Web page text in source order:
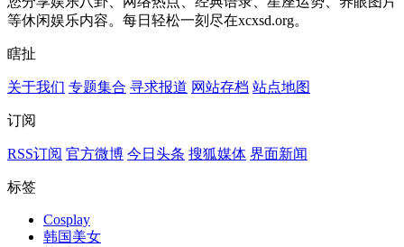
等休闲娱乐内容。每日轻松一刻尽在xcxsd.org。
瞎扯
关于我们 专题集合 寻求报道 网站存档 站点地图
订阅
RSS订阅 官方微博 今日头条 搜狐媒体 界面新闻
标签
Cosplay
韩国美女